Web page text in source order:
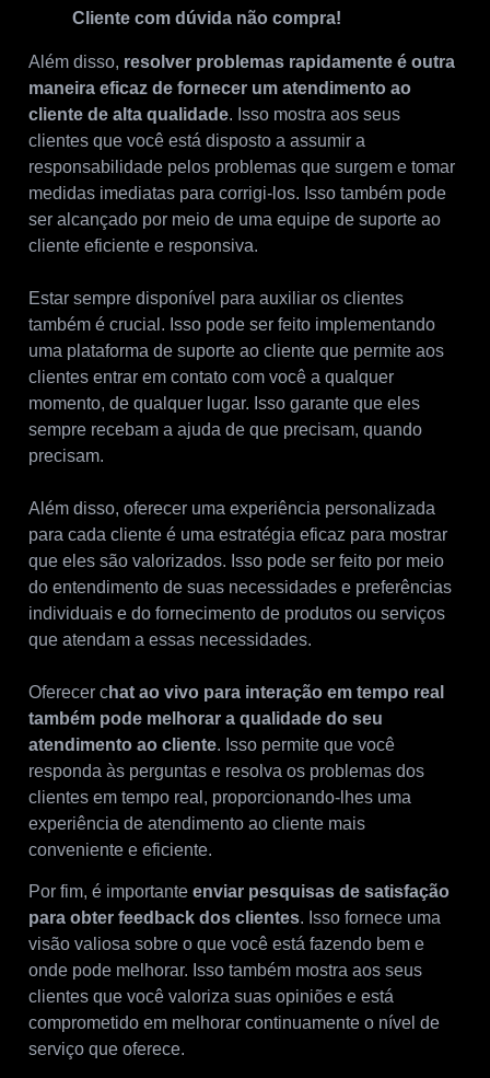
Cliente com dúvida não compra!
Além disso, resolver problemas rapidamente é outra
maneira eficaz de fornecer um atendimento ao
cliente de alta qualidade. Isso mostra aos seus
clientes que você está disposto a assumir a
responsabilidade pelos problemas que surgem e tomar
medidas imediatas para corrigi-los. Isso também pode
ser alcançado por meio de uma equipe de suporte ao
cliente eficiente e responsiva.
Estar sempre disponível para auxiliar os clientes
também é crucial. Isso pode ser feito implementando
uma plataforma de suporte ao cliente que permite aos
clientes entrar em contato com você a qualquer
momento, de qualquer lugar. Isso garante que eles
sempre recebam a ajuda de que precisam, quando
precisam.
Além disso, oferecer uma experiência personalizada
para cada cliente é uma estratégia eficaz para mostrar
que eles são valorizados. Isso pode ser feito por meio
do entendimento de suas necessidades e preferências
individuais e do fornecimento de produtos ou serviços
que atendam a essas necessidades.
Oferecer chat ao vivo para interação em tempo real
também pode melhorar a qualidade do seu
atendimento ao cliente. Isso permite que você
responda às perguntas e resolva os problemas dos
clientes em tempo real, proporcionando-lhes uma
experiência de atendimento ao cliente mais
conveniente e eficiente.
Por fim, é importante enviar pesquisas de satisfação
para obter feedback dos clientes. Isso fornece uma
visão valiosa sobre o que você está fazendo bem e
onde pode melhorar. Isso também mostra aos seus
clientes que você valoriza suas opiniões e está
comprometido em melhorar continuamente o nível de
serviço que oferece.